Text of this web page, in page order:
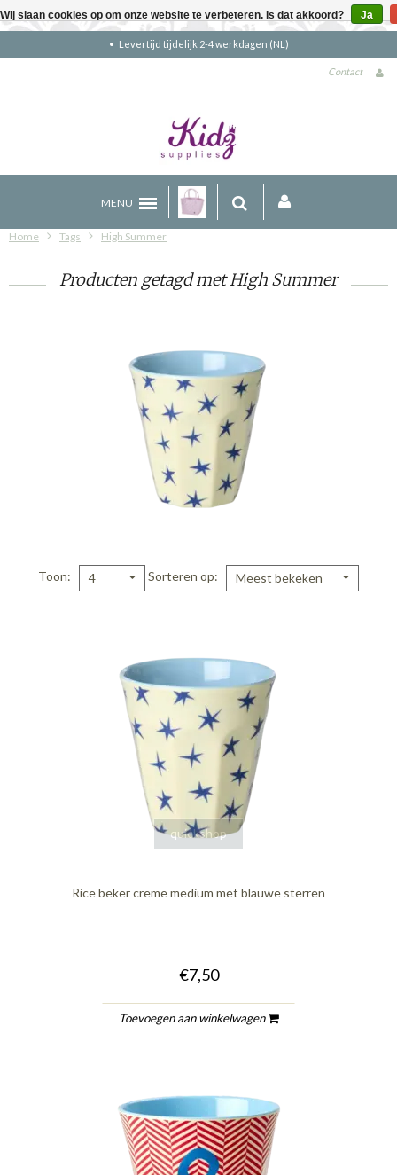
Levertijd tijdelijk 2-4 werkdagen (NL)
Contact
MENU
Home Tags High Summer
Producten getagd met High Summer
Toon 4 Sorteren op Meest bekeken
quickshop
Rice beker creme medium met blauwe sterren
€7,50
Toevoegen aan winkelwagen
Wij slaan cookies op om onze website te verbeteren. Is dat akkoord? Ja